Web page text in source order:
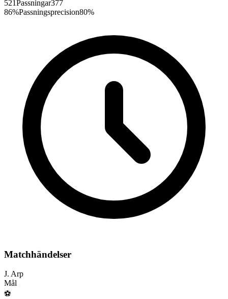
521Passningar377
86%Passningsprecision80%
Matchhändelser
J. Arp
Mål
⚽